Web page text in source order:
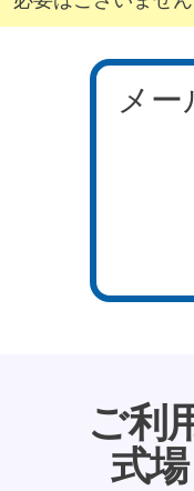
メ
ご利
式